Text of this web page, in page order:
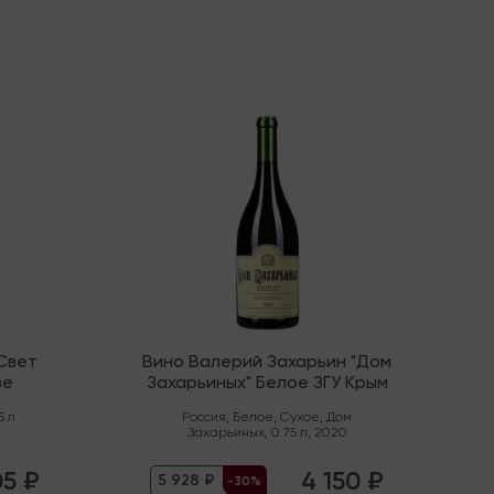
л
₽
Вино Валерий Захарьин "Дом
Захарьиных" Белое ЗГУ Крым
Россия, Белое,Сухое,Дом
Захарьиных, 0.75 л, 2020
5 928 ₽ -30% 4 150 ₽